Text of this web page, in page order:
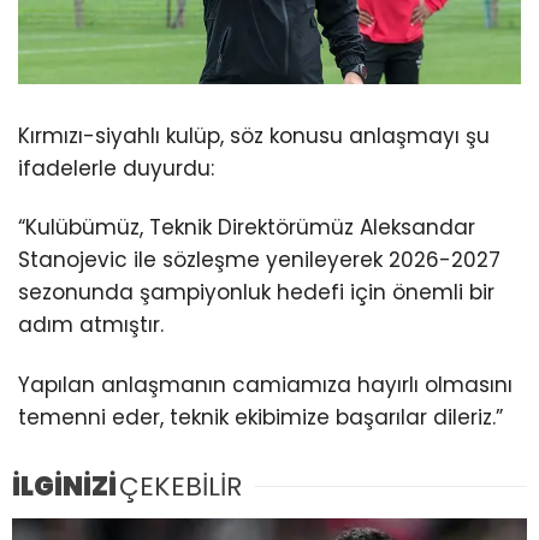
Kırmızı-siyahlı kulüp, söz konusu anlaşmayı şu
ifadelerle duyurdu:
“Kulübümüz, Teknik Direktörümüz Aleksandar
Stanojevic ile sözleşme yenileyerek 2026-2027
sezonunda şampiyonluk hedefi için önemli bir
adım atmıştır.
Yapılan anlaşmanın camiamıza hayırlı olmasını
temenni eder, teknik ekibimize başarılar dileriz.”
İLGİNİZİÇEKEBİLİR